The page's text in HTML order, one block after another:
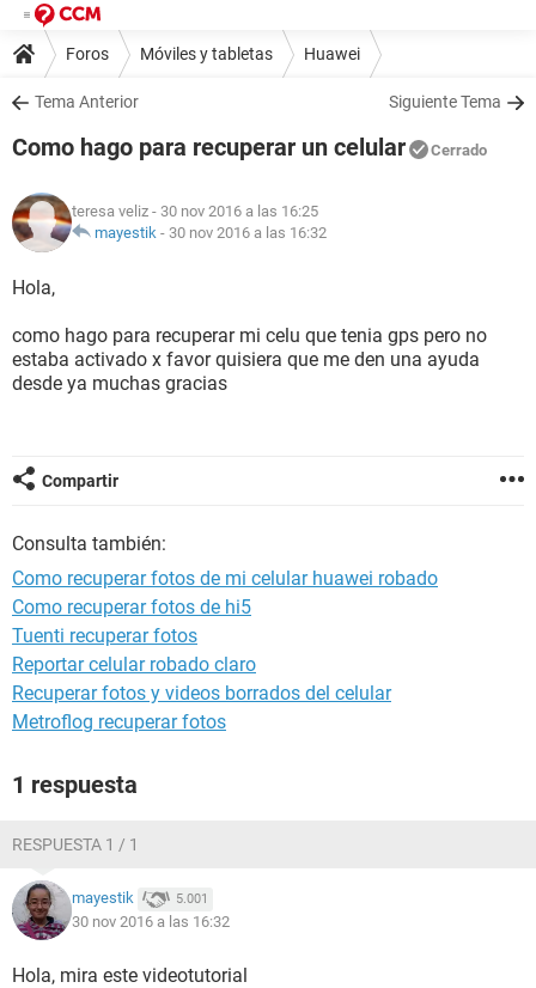
Foros Móviles y tabletas Huawei
Tema Anterior Siguiente Tema
Como hago para recuperar un celular Cerrado
teresa veliz - 30 nov 2016 a las 16:25
mayestik - 30 nov 2016 a las 16:32
Hola,
como hago para recuperar mi celu que tenia gps pero no
estaba activado x favor quisiera que me den una ayuda
desde ya muchas gracias
Compartir
Consulta también:
Como recuperar fotos de mi celular huawei robado
Como recuperar fotos de hi5
Tuenti recuperar fotos
Reportar celular robado claro
Recuperar fotos y videos borrados del celular
Metroflog recuperar fotos
1 respuesta
RESPUESTA 1 / 1
mayestik 5.001
30 nov 2016 a las 16:32
Hola, mira este videotutorial